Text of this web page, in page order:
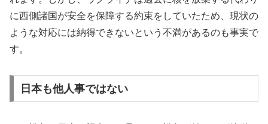
に西側諸国が安全を保障する約束をしていたため、現状の
ような対応には納得できないという不満があるのも事実で
す。
日本も他人事ではない